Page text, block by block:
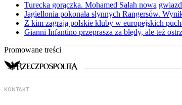
Turecka gorączka. Mohamed Salah nową
Jagiellonia pokonała słynnych Rangersów.
Z kim zagrają polskie kluby w europejskich
Gianni Infantino przeprasza za błędy, ale też
Promowane treści
KONTAKT